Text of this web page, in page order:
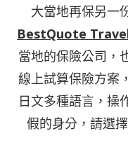
大當地再保另一
BestQuote
當地的保險公司，
線上試算保險方案
日文多種語言，操
假的身分，請選擇